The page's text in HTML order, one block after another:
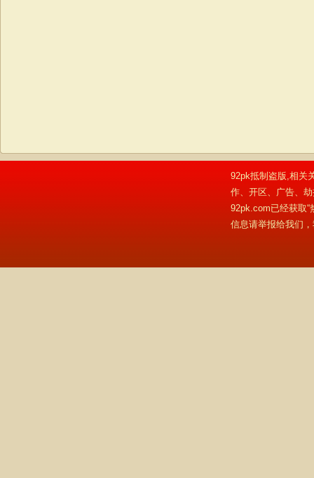
92pk抵制盗版,相关
作、开区、广告、
92pk.com已经获取
信息请举报给我们